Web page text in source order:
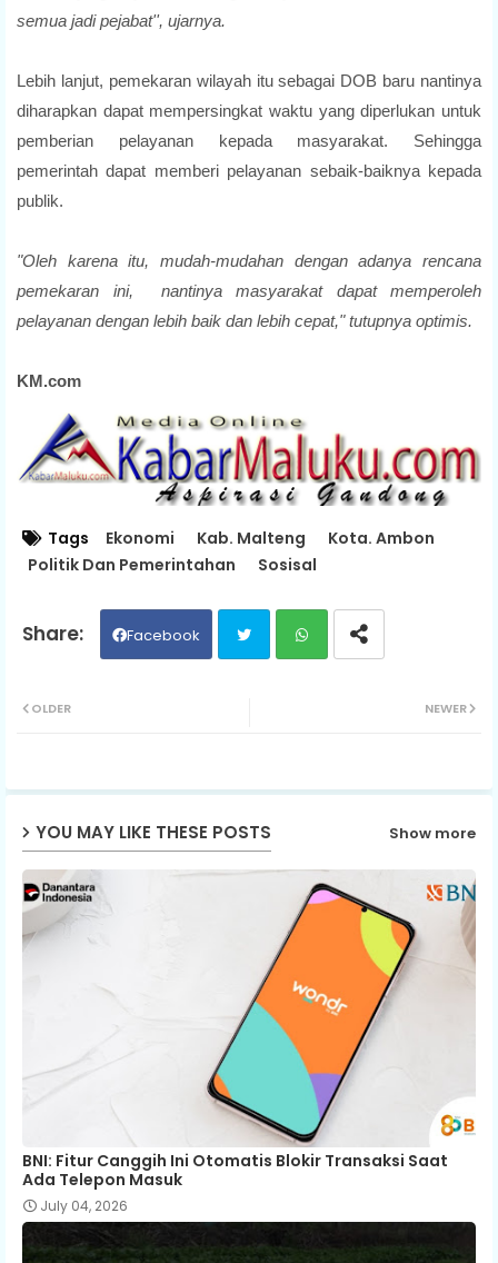
semua jadi pejabat'', ujarnya.
Lebih lanjut, pemekaran wilayah itu sebagai DOB baru nantinya
diharapkan dapat mempersingkat waktu yang diperlukan untuk
pemberian pelayanan kepada masyarakat. Sehingga
pemerintah dapat memberi pelayanan sebaik-baiknya kepada
publik.
"Oleh karena itu, mudah-mudahan dengan adanya rencana
pemekaran ini, nantinya masyarakat dapat memperoleh
pelayanan dengan lebih baik dan lebih cepat," tutupnya optimis.
KM.com
Tags Ekonomi Kab. Malteng
Kota. Ambon
Politik Dan Pemerintahan
Sosisal
Facebook
ap
NEWER
OLDER
YOU MAY LIKE THESE POSTS Show more
BNI: Fitur Canggih Ini Otomatis Blokir Transaksi Saat
Ada Telepon Masuk
July 04, 2026